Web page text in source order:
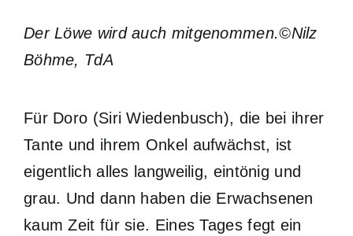
Der Löwe wird auch mitgenommen.©Nilz
Böhme, TdA
Für Doro (Siri Wiedenbusch), die bei ihrer
Tante und ihrem Onkel aufwächst, ist
eigentlich alles langweilig, eintönig und
grau. Und dann haben die Erwachsenen
kaum Zeit für sie. Eines Tages fegt ein